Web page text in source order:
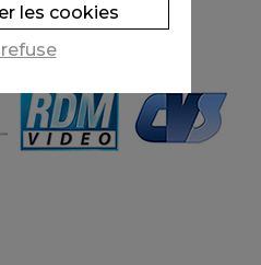
les cookies